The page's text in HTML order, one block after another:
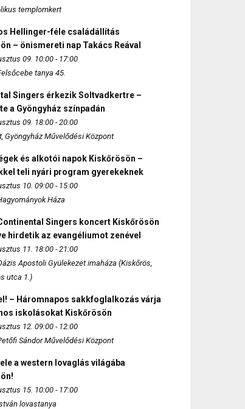
templomkert
Hellinger-féle családállítás
– önismereti nap Takács Reával
09. 10:00 - 17:00
tanya 45.
Singers érkezik Soltvadkertre –
a Gyöngyház színpadán
09. 18:00 - 20:00
Gyöngyház Művelődési Központ
és alkotói napok Kiskőrösön –
teli nyári program gyerekeknek
10. 09:00 - 15:00
Háza
Singers koncert Kiskőrösön
hirdetik az evangéliumot zenével
11. 18:00 - 21:00
Apostoli Gyülekezet imaháza (Kiskőrös,
utca 1.)
– Háromnapos sakkfoglalkozás várja
iskolásokat Kiskőrösön
12. 09:00 - 12:00
Sándor Művelődési Központ
a western lovaglás világába
15. 10:00 - 17:00
lovastanya